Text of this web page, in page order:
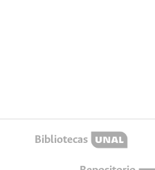
Bibliotecas